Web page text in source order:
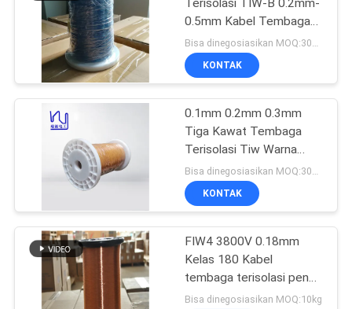
Terisolasi TIW-B 0.2mm-
0.5mm Kabel Tembaga
Terisolasi
KONTAK
0.1mm 0.2mm 0.3mm
Tiga Kawat Tembaga
Terisolasi Tiw Warna
Kuning Ultra Halus
KONTAK
FIW4 3800V 0.18mm
Kelas 180 Kabel
tembaga terisolasi penuh
untuk penggulung trafo
Bisa dinegosiasikan MOQ:10kg